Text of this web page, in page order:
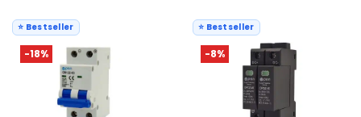
⭐ Bestseller
-18%
⭐ Bestseller
-8%